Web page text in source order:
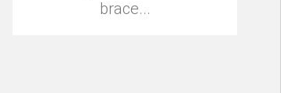
brace...